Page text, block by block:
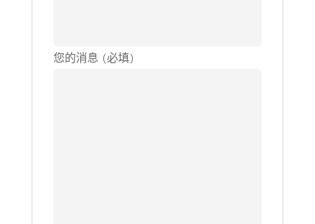
您的消息 (必填)